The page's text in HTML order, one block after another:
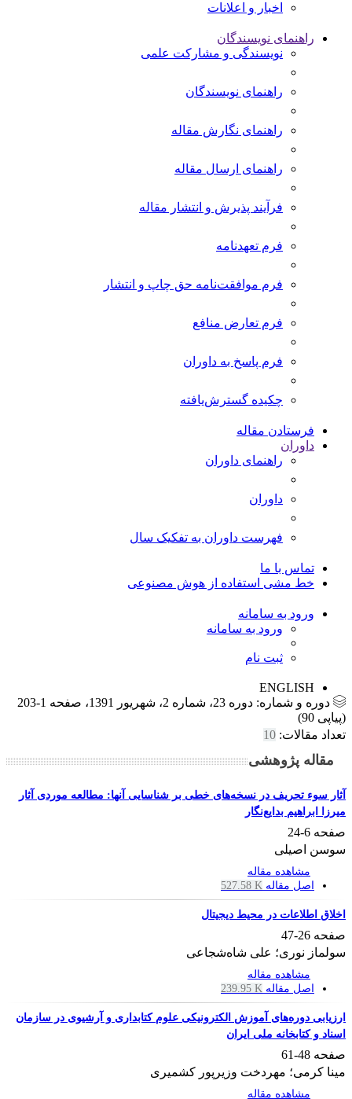
اخبار و اعلانات
راهنمای نویسندگان
نویسندگی و مشارکت علمی
راهنمای نویسندگان
راهنمای نگارش مقاله
راهنمای ارسال مقاله
فرآیند پذیرش و انتشار مقاله
فرم تعهدنامه
فرم موافقت‌نامه حق چاپ و انتشار
فرم تعارض منافع
فرم پاسخ به داوران
چکیده گسترش‌یافته
فرستادن مقاله
داوران
راهنمای داوران
داوران
فهرست داوران به تفکیک سال
تماس با ما
خط مشی استفاده از هوش مصنوعی
ورود به سامانه
ورود به سامانه
ثبت نام
ENGLISH
دوره و شماره:
دوره 23، شماره 2، شهریور 1391، صفحه 1-203
(پیاپی 90)
تعداد مقالات: 10
مقاله پژوهشی
آثار سوء تحریف در نسخه‌های خطی بر شناسایی آنها: مطالعه موردی آثار
میرزا ابراهیم بدایع‌نگار
صفحه 6-24
سوسن اصیلی
مشاهده مقاله
اصل مقاله 527.58 K
اخلاق اطلاعات در محیط دیجیتال
صفحه 26-47
سولماز نوری؛ علی شاه‌شجاعی
مشاهده مقاله
اصل مقاله 239.95 K
ارزیابی دوره‌های آموزش الکترونیکی علوم کتابداری و آرشیوی در سازمان
اسناد و کتابخانه ملی ایران
صفحه 48-61
مینا کرمی؛ مهردخت وزیرپور کشمیری
مشاهده مقاله